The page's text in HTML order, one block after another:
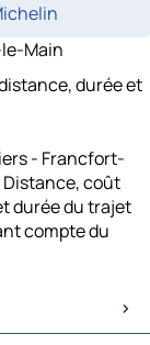
Main
durée et
- Francfort-
coût
durée du trajet
compte du